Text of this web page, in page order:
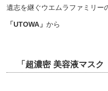
遺志を継ぐウエムラファミリー
「UTOWA」から
「超濃密 美容液マス